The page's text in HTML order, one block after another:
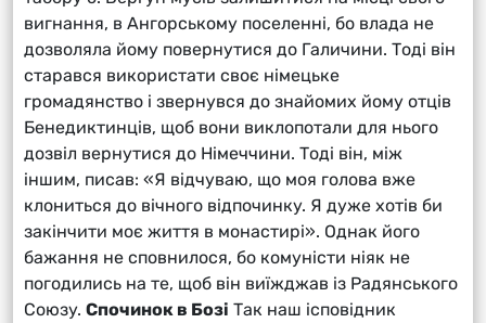
вигнання, в Ангорському поселенні, бо влада не
дозволяла йому повернутися до Галичини. Тоді він
старався використати своє німецьке
громадянство і звернувся до знайомих йому отців
Бенедиктинців, щоб вони виклопотали для нього
дозвіл вернутися до Німеччини. Тоді він, між
іншим, писав: «Я відчуваю, що моя голова вже
клониться до вічного відпочинку. Я дуже хотів би
закінчити моє життя в монастирі». Однак його
бажання не сповнилося, бо комуністи ніяк не
погодились на те, щоб він виїжджав із Радянського
Союзу. Спочинок в Бозі Так наш ісповідник